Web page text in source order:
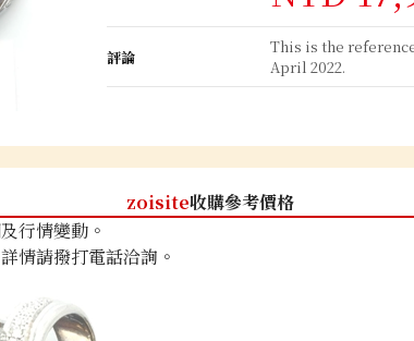
評論
This is the
April 2022.
zoisite收購參考價格
行情變動。
情請撥打電話洽詢。